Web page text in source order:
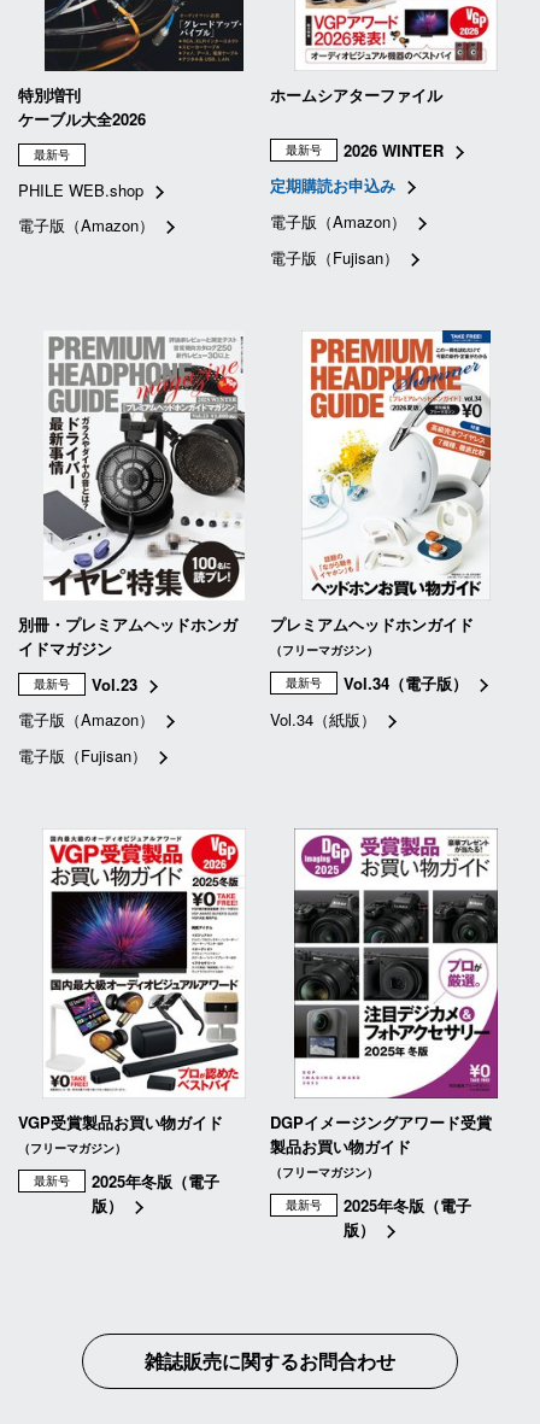
特別増刊
ケーブル大全2026
最新号
PHILE WEB.shop
電子版（Amazon）
ホームシアターファイル
最新号
2026 WINTER
定期購読お申込み
電子版（Amazon）
電子版（Fujisan）
別冊・プレミアムヘッドホンガ
イドマガジン
最新号
Vol.23
電子版（Amazon）
電子版（Fujisan）
プレミアムヘッドホンガイド
（フリーマガジン）
最新号
Vol.34（電子版）
Vol.34（紙版）
VGP受賞製品お買い物ガイド
（フリーマガジン）
最新号
2025年冬版（電子
版）
DGPイメージングアワード受賞
製品お買い物ガイド
（フリーマガジン）
最新号
2025年冬版（電子
版）
雑誌販売に関するお問合わせ